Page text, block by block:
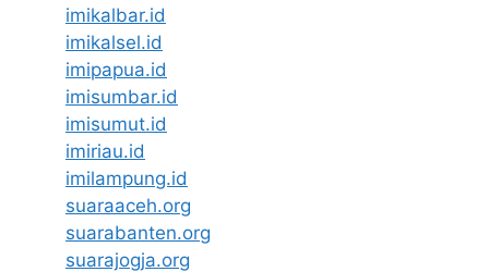
imikalbar.id
imikalsel.id
imipapua.id
imisumbar.id
imisumut.id
imiriau.id
imilampung.id
suaraaceh.org
suarabanten.org
suarajogja.org